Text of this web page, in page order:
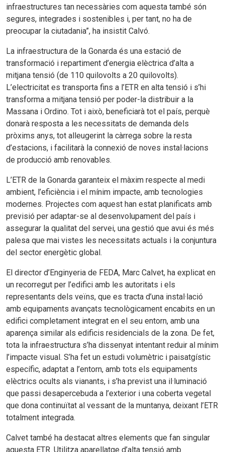
infraestructures tan necessàries com aquesta també són
segures, integrades i sostenibles i, per tant, no ha de
preocupar la ciutadania”, ha insistit Calvó.
La infraestructura de la Gonarda és una estació de
transformació i repartiment d’energia elèctrica d’alta a
mitjana tensió (de 110 quilovolts a 20 quilovolts).
L’electricitat es transporta fins a l’ETR en alta tensió i s’hi
transforma a mitjana tensió per poder-la distribuir a la
Massana i Ordino. Tot i això, beneficiarà tot el país, perquè
donarà resposta a les necessitats de demanda dels
pròxims anys, tot alleugerint la càrrega sobre la resta
d’estacions, i facilitarà la connexió de noves instal·lacions
de producció amb renovables.
L’ETR de la Gonarda garanteix el màxim respecte al medi
ambient, l’eficiència i el mínim impacte, amb tecnologies
modernes. Projectes com aquest han estat planificats amb
previsió per adaptar-se al desenvolupament del país i
assegurar la qualitat del servei, una gestió que avui és més
palesa que mai vistes les necessitats actuals i la conjuntura
del sector energètic global.
El director d’Enginyeria de FEDA, Marc Calvet, ha explicat en
un recorregut per l’edifici amb les autoritats i els
representants dels veïns, que es tracta d’una instal·lació
amb equipaments avançats tecnològicament encabits en un
edifici completament integrat en el seu entorn, amb una
aparença similar als edificis residencials de la zona. De fet,
tota la infraestructura s’ha dissenyat intentant reduir al mínim
l’impacte visual. S’ha fet un estudi volumètric i paisatgístic
específic, adaptat a l’entorn, amb tots els equipaments
elèctrics ocults als vianants, i s’ha previst una il·luminació
que passi desapercebuda a l’exterior i una coberta vegetal
que dona continuïtat al vessant de la muntanya, deixant l’ETR
totalment integrada.
Calvet també ha destacat altres elements que fan singular
aquesta ETR. Utilitza aparellatge d’alta tensió amb